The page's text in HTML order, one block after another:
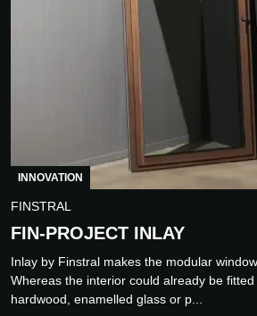
INNOVATION
FINSTRAL
FIN-PROJECT INLAY
Inlay by Finstral makes the modular
Whereas the interior could already be
hardwood, enamelled glass or p...